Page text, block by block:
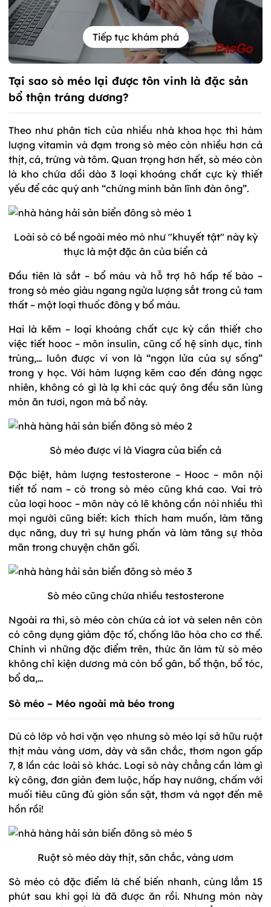
Tiếp tục khám phá
Tại sao sò méo lại được tôn vinh là đặc sản
bổ thận tráng dương?
Theo như phân tích của nhiều nhà khoa học thì hàm
lượng vitamin và đạm trong sò méo còn nhiều hơn cả
thịt, cá, trứng và tôm. Quan trọng hơn hết, sò méo còn
là kho chứa dồi dào 3 loại khoáng chất cực kỳ thiết
yếu để các quý anh “chứng minh bản lĩnh đàn ông”.
Loài sò có bề ngoài méo mó như "khuyết tật" này kỳ
thực là một đặc ân của biển cả
Đầu tiên là sắt – bổ máu và hỗ trợ hô hấp tế bào –
trong sò méo giàu ngang ngửa lượng sắt trong củ tam
thất – một loại thuốc đông y bổ máu.
Hai là kẽm – loại khoáng chất cực kỳ cần thiết cho
việc tiết hooc – môn insulin, cũng cố hệ sinh dục, tinh
trùng,… luôn được ví von là “ngọn lửa của sự sống”
trong y học. Với hàm lượng kẽm cao đến đáng ngạc
nhiên, không có gì là lạ khi các quý ông đều săn lùng
món ăn tươi, ngon mà bổ này.
Sò méo được ví là Viagra của biển cả
Đặc biệt, hàm lượng testosterone – Hooc – môn nội
tiết tố nam – có trong sò méo cũng khá cao. Vai trò
của loại hooc – môn này có lẽ không cần nói nhiều thì
mọi người cũng biết: kích thích ham muốn, làm tăng
dục năng, duy trì sự hưng phấn và làm tăng sự thỏa
mãn trong chuyện chăn gối.
Sò méo cũng chứa nhiều testosterone
Ngoài ra thì, sò méo còn chứa cả iot và selen nên còn
có công dụng giảm độc tố, chống lão hóa cho cơ thể.
Chính vì những đặc điểm trên, thức ăn làm từ sò méo
không chỉ kiện dương mà còn bổ gân, bổ thận, bổ tóc,
bổ da,…
Sò méo – Méo ngoài mà béo trong
Dù có lớp vỏ hơi vặn vẹo nhưng sò méo lại sở hữu ruột
thịt màu vàng ươm, dày và săn chắc, thơm ngon gấp
7, 8 lần các loài sò khác. Loại sò này chẳng cần làm gì
kỳ công, đơn giản đem luộc, hấp hay nướng, chấm với
muối tiêu cũng đủ giòn sần sật, thơm và ngọt đến mê
hồn rồi!
Ruột sò méo dày thịt, săn chắc, vàng ươm
Sò méo có đặc điểm là chế biến nhanh, cùng lắm 15
phút sau khi gọi là đã được ăn rồi. Nhưng món này